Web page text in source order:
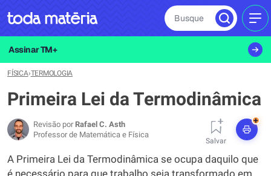
Busque
Assinar TM+
FÍSICA›TERMOLOGIA
Primeira Lei da Termodinâmica
Revisão por Rafael C. Asth
Professor de Matemática e Física
Salvar
+
A Primeira Lei da Termodinâmica se ocupa daquilo que